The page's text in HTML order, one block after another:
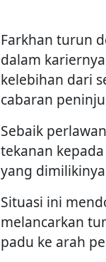
Farkhan turun
dalam
kelebihan dari
cabaran
Sebaik
tekanan
yang
Situasi ini
melancarkan
padu ke arah